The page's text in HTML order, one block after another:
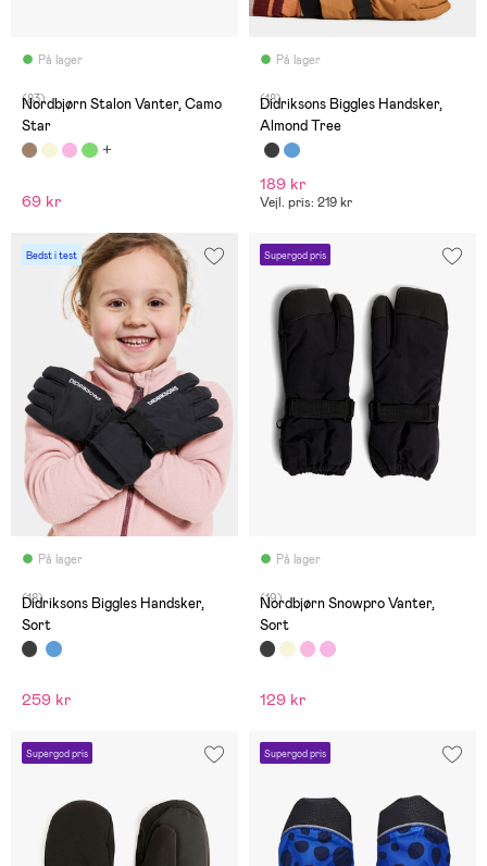
På lager
(83)
Nordbjørn Stalon Vanter, Camo
Star
69 kr
På lager
(18)
Didriksons Biggles Handsker,
Almond Tree
189 kr
Vejl. pris: 219 kr
Bedst i test
På lager
(18)
Didriksons Biggles Handsker,
Sort
259 kr
Supergod pris
På lager
(19)
Nordbjørn Snowpro Vanter,
Sort
129 kr
Supergod pris Supergod pris